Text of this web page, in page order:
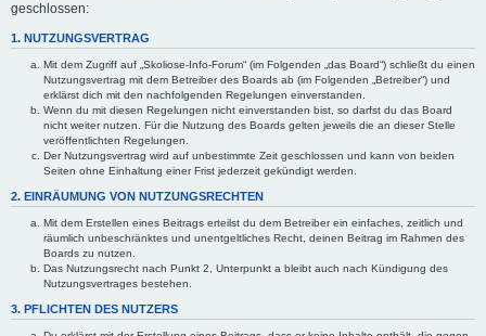
geschlossen:
1. NUTZUNGSVERTRAG
Mit dem Zugriff auf „Skoliose-Info-Forum“ (im Folgenden „das Board“) schließt du einen
Nutzungsvertrag mit dem Betreiber des Boards ab (im Folgenden „Betreiber“) und
erklärst dich mit den nachfolgenden Regelungen einverstanden.
Wenn du mit diesen Regelungen nicht einverstanden bist, so darfst du das Board
nicht weiter nutzen. Für die Nutzung des Boards gelten jeweils die an dieser Stelle
veröffentlichten Regelungen.
Der Nutzungsvertrag wird auf unbestimmte Zeit geschlossen und kann von beiden
Seiten ohne Einhaltung einer Frist jederzeit gekündigt werden.
2. EINRÄUMUNG VON NUTZUNGSRECHTEN
Mit dem Erstellen eines Beitrags erteilst du dem Betreiber ein einfaches, zeitlich und
räumlich unbeschränktes und unentgeltliches Recht, deinen Beitrag im Rahmen des
Boards zu nutzen.
Das Nutzungsrecht nach Punkt 2, Unterpunkt a bleibt auch nach Kündigung des
Nutzungsvertrages bestehen.
3. PFLICHTEN DES NUTZERS